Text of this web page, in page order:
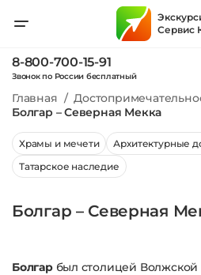
8-800-700-15-91
Звонок по России бесплатный
Сервис
Главная /
Болгар – Северная Мекка
Храмы и мечети
Архитектурные
Татарское наследие
Болгар – Северная
Болгарбыл столицей Волжской